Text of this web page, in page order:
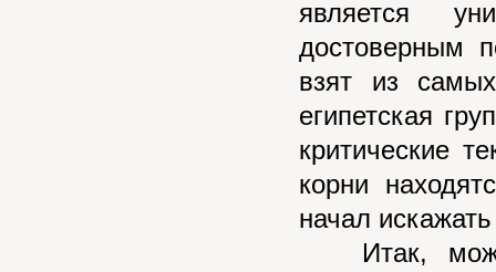
является
достоверным
взят из
египетская
критические
корни
начал
Итак,